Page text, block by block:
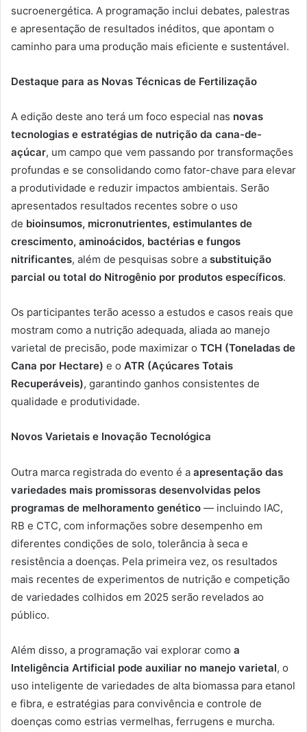
sucroenergética. A programação inclui debates, palestras
e apresentação de resultados inéditos, que apontam o
caminho para uma produção mais eficiente e sustentável.
Destaque para as Novas Técnicas de Fertilização
A edição deste ano terá um foco especial nas novas
tecnologias e estratégias de nutrição da cana-de-
açúcar, um campo que vem passando por transformações
profundas e se consolidando como fator-chave para elevar
a produtividade e reduzir impactos ambientais. Serão
apresentados resultados recentes sobre o uso
de bioinsumos, micronutrientes, estimulantes de
crescimento, aminoácidos, bactérias e fungos
nitrificantes, além de pesquisas sobre a substituição
parcial ou total do Nitrogênio por produtos específicos.
Os participantes terão acesso a estudos e casos reais que
mostram como a nutrição adequada, aliada ao manejo
varietal de precisão, pode maximizar o TCH (Toneladas de
Cana por Hectare) e o ATR (Açúcares Totais
Recuperáveis), garantindo ganhos consistentes de
qualidade e produtividade.
Novos Varietais e Inovação Tecnológica
Outra marca registrada do evento é a apresentação das
variedades mais promissoras desenvolvidas pelos
programas de melhoramento genético — incluindo IAC,
RB e CTC, com informações sobre desempenho em
diferentes condições de solo, tolerância à seca e
resistência a doenças. Pela primeira vez, os resultados
mais recentes de experimentos de nutrição e competição
de variedades colhidos em 2025 serão revelados ao
público.
Além disso, a programação vai explorar como a
Inteligência Artificial pode auxiliar no manejo varietal, o
uso inteligente de variedades de alta biomassa para etanol
e fibra, e estratégias para convivência e controle de
doenças como estrias vermelhas, ferrugens e murcha.